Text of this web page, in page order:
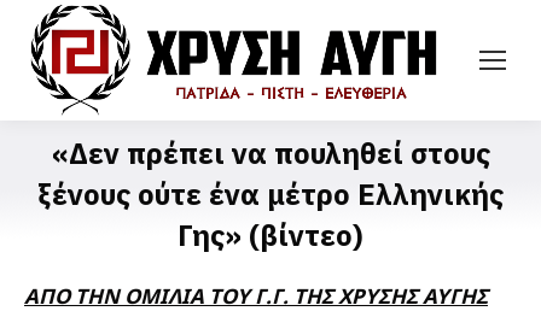
«Δεν πρέπει να πουληθεί στους
ξένους ούτε ένα μέτρο Ελληνικής
Γης» (βίντεο)
ΑΠΟ ΤΗΝ ΟΜΙΛΙΑ ΤΟΥ Γ.Γ. ΤΗΣ ΧΡΥΣΗΣ ΑΥΓΗΣ